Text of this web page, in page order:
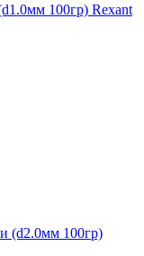
100гр) Rexant